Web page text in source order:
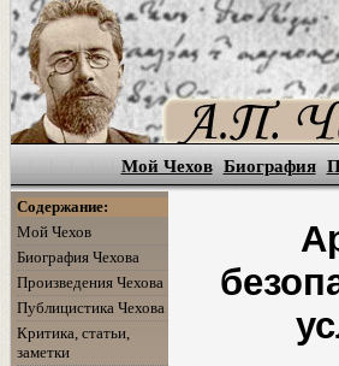
Мой Чехов Биография
Содержание:
Мой Чехов
Биография Чехова
Произведения Чехова
Публицистика Чехова
Критика, статьи,
заметки